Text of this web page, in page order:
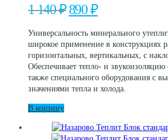
1 140₽ Первоначальная
цена
1
140 ₽.
890₽Текущая
цена:
Универсальность минерального
широкое применение в конструкциях
горизонтальных, вертикальных, с
Обеспечивает тепло- и
также специального оборудования с
значениями тепла и холода.
В корзину